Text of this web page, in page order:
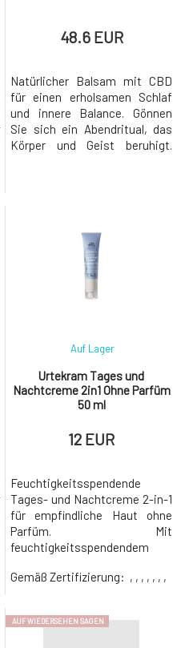
48.6 EUR
Natürlicher Balsam mit CBD
für einen erholsamen Schlaf
und innere Balance. Gönnen
Sie sich ein Abendritual, das
Körper und Geist beruhigt.
Lavendel, Kamille, Zedernholz,
Geranie und hochwertigem
CBD. Diese Inhalt
Urtekram Tages und
Nachtcreme 2in1 Ohne Parfüm
50 ml
Auf Lager
12 EUR
Feuchtigkeitsspendende
Tages- und Nachtcreme 2-in-1
für empfindliche Haut ohne
Parfüm. Mit
feuchtigkeitsspendendem
und Hyaluronsäure, die helfen,
bewahren und feine Fältchen
Gemäß Zertifizierung: , , , , , , ,
AUF WIEDERSEHEN SAGEN